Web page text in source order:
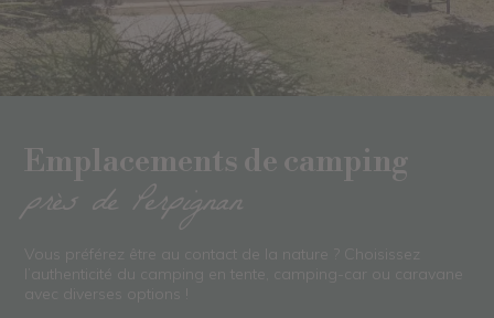
Emplacements de camping
près de Perpignan
Vous préférez être au contact de la nature ? Choisissez
l’authenticité du camping en tente, camping-car ou caravane
avec diverses options !